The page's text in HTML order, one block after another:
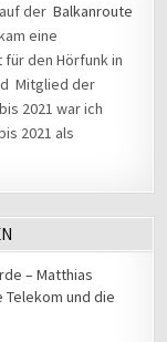
auf derBalkanroute
eine
den Hörfunk in
Mitglied der
2021 war ich
2021 als
– Matthias
und die